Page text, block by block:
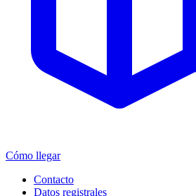
Cómo llegar
Contacto
Datos registrales